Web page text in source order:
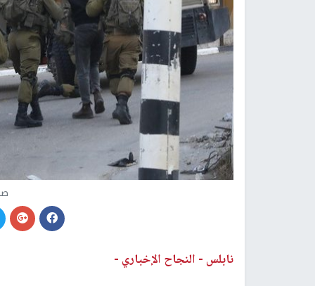
نابلس - النجاح الإخباري -